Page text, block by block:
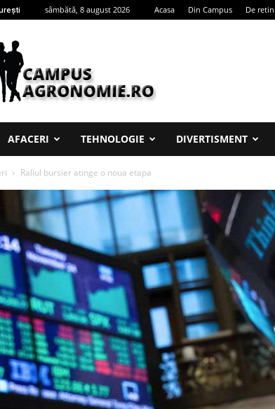
sâmbătă, 8 august 2026 Acasa Din Campus De
AFACERI TEHNOLOGIE DIVERTISMENT
Raliul bursier atinge o noua etapa